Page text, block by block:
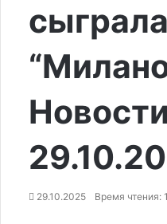
29.10.2025 Время чтения: